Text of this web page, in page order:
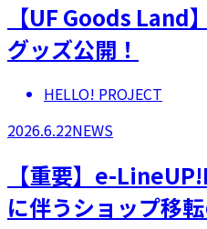
【UF Goods Land
グッズ公開！
HELLO! PROJECT
2026.6.22NEWS
【重要】e-
に伴うショップ移